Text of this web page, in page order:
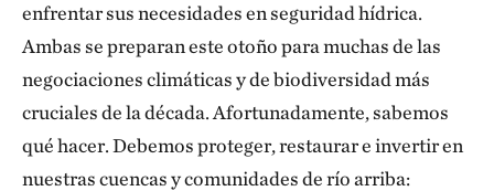
enfrentar sus necesidades en seguridad hídrica.
Ambas se preparan este otoño para muchas de las
negociaciones climáticas y de biodiversidad más
cruciales de la década. Afortunadamente, sabemos
qué hacer. Debemos proteger, restaurar e invertir en
nuestras cuencas y comunidades de río arriba: